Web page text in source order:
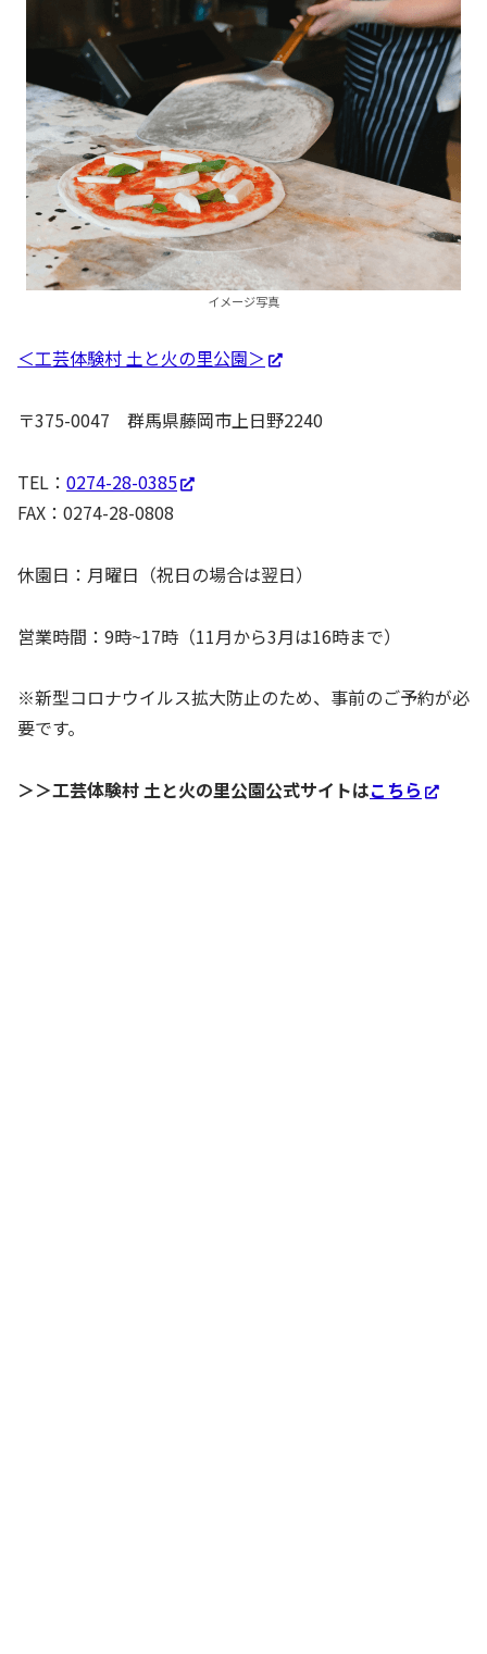
イメージ写真
＜工芸体験村 土と火の里公園＞
〒375-0047 群馬県藤岡市上日野2240
TEL： 0274-28-0385
FAX：0274-28-0808
​休園日：月曜日（祝日の場合は翌日）
営業時間：9時~17時（11月から3月は16時まで）
​※新型コロナウイルス拡大防止のため、事前のご予約が必
要です。​
＞＞工芸体験村 土と火の里公園公式サイトはこちら